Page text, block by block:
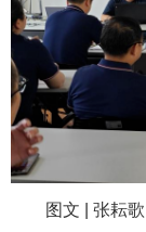
图文 | 张耘歌